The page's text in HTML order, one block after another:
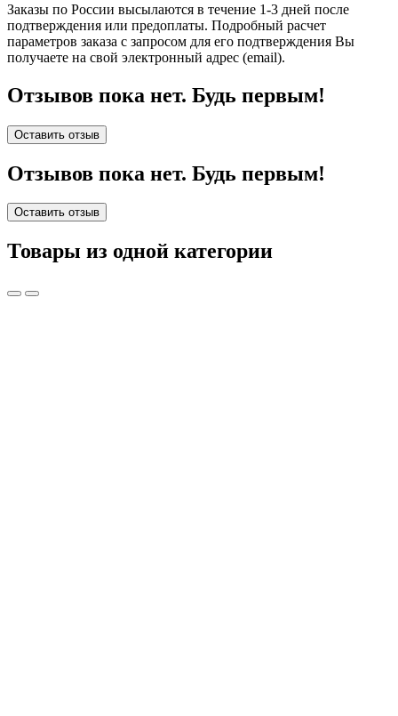
Заказы по России высылаются в течение 1-3 дней после
подтверждения или предоплаты. Подробный расчет
параметров заказа с запросом для его подтверждения Вы
получаете на свой электронный адрес (email).
Отзывов пока нет. Будь первым!
Оставить отзыв
Отзывов пока нет. Будь первым!
Оставить отзыв
Товары из одной категории